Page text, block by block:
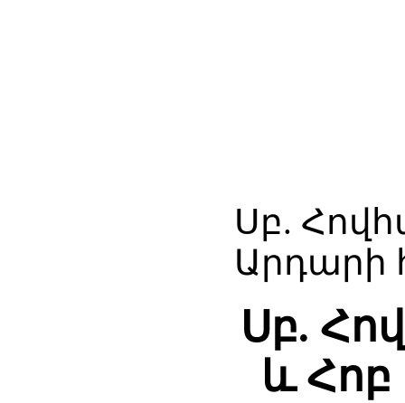
Սբ.
Արդարի
Սբ.
և